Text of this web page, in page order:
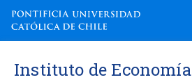
Instituto de Economía